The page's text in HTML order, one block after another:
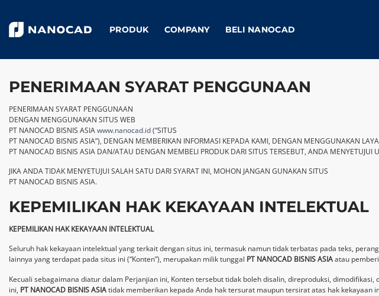
content
PRODUK COMPANY BELI NANOCAD
PENERIMAAN SYARAT PENGGUNAAN
PENERIMAAN SYARAT PENGGUNAAN
DENGAN MENGGUNAKAN SITUS WEB
PT NANOCAD BISNIS ASIAwww.nanocad.id(“SITUS
PT NANOCAD BISNIS ASIA”), DENGAN MEMBERIKAN INFORMASI KEPADA KAMI, DENGAN MENGGUNAKAN
PT NANOCAD BISNIS ASIA DAN/ATAU DENGAN MEMBELI PRODUK DARI SITUS TERSEBUT, ANDA MENYETUJUI
JIKA ANDA TIDAK MENYETUJUI SALAH SATU DARI SYARAT INI, MOHON JANGAN GUNAKAN SITUS
PT NANOCAD BISNIS ASIA.
KEPEMILIKAN HAK KEKAYAAN INTELEKTUAL
KEPEMILIKAN HAK KEKAYAAN INTELEKTUAL
Seluruh hak kekayaan intelektual yang terkait dengan situs ini, termasuk namun tidak terbatas pada teks,
lainnya yang terdapat pada situs ini (“Konten”), merupakan milik tunggal PT NANOCAD BISNIS ASIAatau
Kecuali sebagaimana diatur dalam Perjanjian ini, Konten tersebut tidak boleh disalin, direproduksi,
ini, PT NANOCAD BISNIS ASIAtidak memberikan kepada Anda hak tersurat maupun tersirat atas hak kekayaan